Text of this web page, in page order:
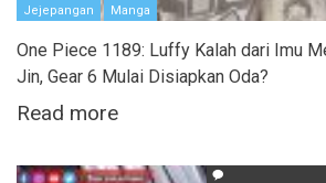
Jejepangan Manga
One Piece 1189: Luffy Kalah dari Imu
Jin, Gear 6 Mulai Disiapkan Oda?
Read more